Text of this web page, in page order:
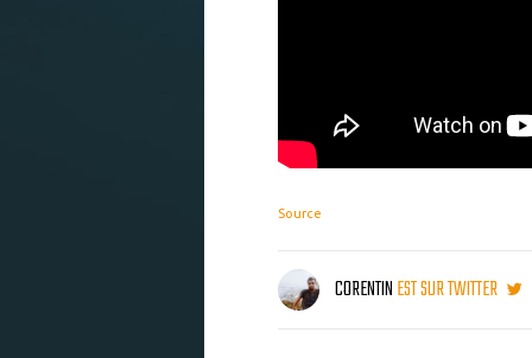
Source
CORENTINEST SUR TWITTER